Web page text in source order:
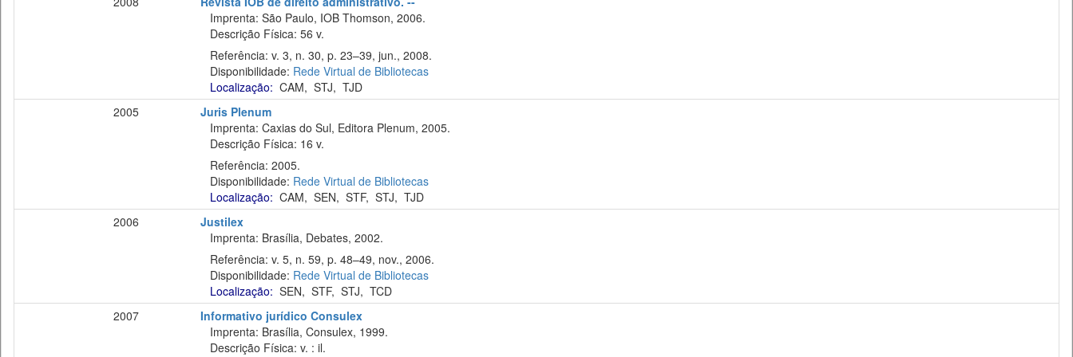
Imprenta: São Paulo, IOB Thomson, 2006.
Descrição Física: 56 v.
Referência: v. 3, n. 30, p. 23–39, jun., 2008.
Disponibilidade: Rede Virtual de Bibliotecas
Localização: CAM, STJ, TJD
2005
Juris Plenum
Imprenta: Caxias do Sul, Editora Plenum, 2005.
Descrição Física: 16 v.
Referência: 2005.
Disponibilidade: Rede Virtual de Bibliotecas
Localização: CAM, SEN, STF, STJ, TJD
2006
Justilex
Imprenta: Brasília, Debates, 2002.
Referência: v. 5, n. 59, p. 48–49, nov., 2006.
Disponibilidade: Rede Virtual de Bibliotecas
Localização: SEN, STF, STJ, TCD
2007
Informativo jurídico Consulex
Imprenta: Brasília, Consulex, 1999.
Descrição Física: v. : il.